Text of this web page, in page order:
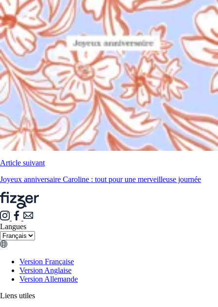
Article suivant
Joyeux anniversaire Caroline : tout pour une merveilleuse journée
Langues
Version Française
Version Anglaise
Version Allemande
Liens utiles